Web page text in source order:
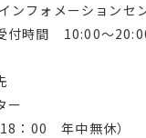
ンフォメーションセ
間 10:00～20:00
ー
：00 年中無休）